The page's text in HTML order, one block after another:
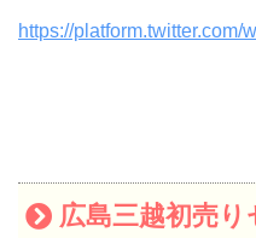
https://platform.twitter.com/
広島三越初売